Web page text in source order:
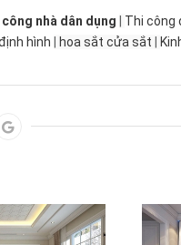
nhà dân dụng | Thi công
hình|hoa sắt cửa sắt |